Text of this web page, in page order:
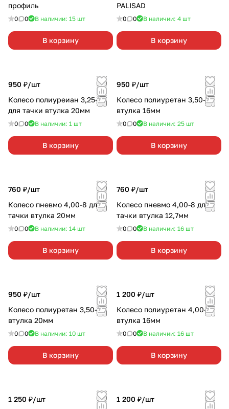
профиль
0 0 В наличии: 15 шт
В корзину
PALISAD
0 0 В наличии: 4 шт
В корзину
950 ₽/шт
Колесо полиуреиан 3,25-8
для тачки втулка 20мм
0 0 В наличии: 1 шт
В корзину
950 ₽/шт
Колесо полиуретан 3,50-4
втулка 16мм
0 0 В наличии: 25 шт
В корзину
760 ₽/шт
Колесо пневмо 4,00-8 для
тачки втулка 20мм
0 0 В наличии: 14 шт
В корзину
760 ₽/шт
Колесо пневмо 4,00-8 для
тачки втулка 12,7мм
0 0 В наличии: 16 шт
В корзину
950 ₽/шт
Колесо полиуретан 3,50-4
втулка 20мм
0 0 В наличии: 10 шт
В корзину
1 200 ₽/шт
Колесо полиуретан 4,00-8
втулка 16мм
0 0 В наличии: 16 шт
В корзину
1 250 ₽/шт
1 200 ₽/шт